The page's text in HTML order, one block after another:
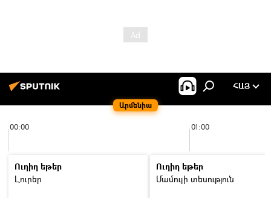
Արմենիա
ՀԱՅ
00:00 01:00
Ուղիղ եթեր
Լուրեր
Ուղիղ եթեր
Մամուլի տեսություն